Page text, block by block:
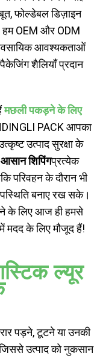
फोल्डेबल डिज़ाइन
हम OEM और ODM
आवश्यकताओं
शैलियाँ प्रदान
मछली पकड़ने के लिए
PACK आपका
उत्पाद सुरक्षा के
आसान शिपिंगप्रत्येक
परिवहन के दौरान भी
बनाए रख सके।
के लिए आज ही हमसे
मदद के लिए मौजूद हैं!
ल्यूर
पड़ने, टूटने या उनकी
उत्पाद को नुकसान